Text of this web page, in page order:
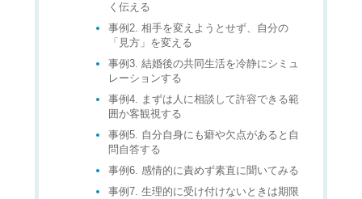
く伝える
事例2. 相手を変えようとせず、自分の
「見方」を変える
事例3. 結婚後の共同生活を冷静にシミュ
レーションする
事例4. まずは人に相談して許容できる範
囲か客観視する
事例5. 自分自身にも癖や欠点があると自
問自答する
事例6. 感情的に責めず素直に聞いてみる
事例7. 生理的に受け付けないときは期限